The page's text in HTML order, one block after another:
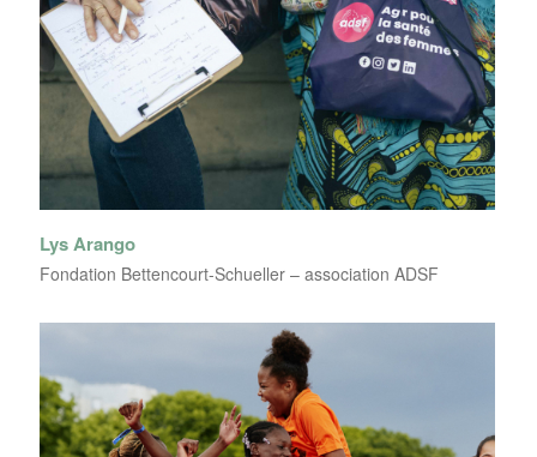
Lys Arango
Fondation Bettencourt-Schueller – association ADSF